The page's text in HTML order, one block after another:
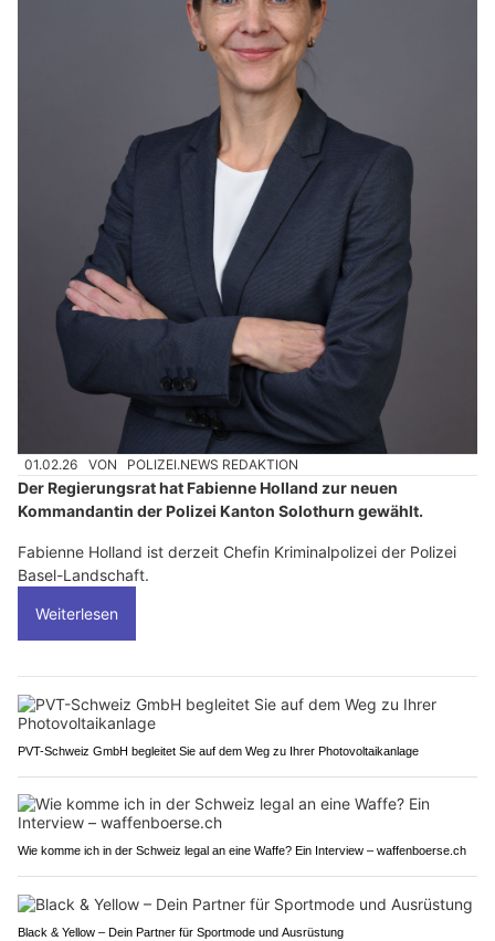
01.02.26 VON POLIZEI.NEWS REDAKTION
Der Regierungsrat hat Fabienne Holland zur neuen
Kommandantin der Polizei Kanton Solothurn gewählt.
Fabienne Holland ist derzeit Chefin Kriminalpolizei der Polizei
Basel-Landschaft.
Weiterlesen
PVT-Schweiz GmbH begleitet Sie auf dem Weg zu Ihrer Photovoltaikanlage
Wie komme ich in der Schweiz legal an eine Waffe? Ein Interview – waffenboerse.ch
Black & Yellow – Dein Partner für Sportmode und Ausrüstung